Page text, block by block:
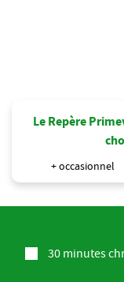
Le Repère
+ occasionnel
30 minutes